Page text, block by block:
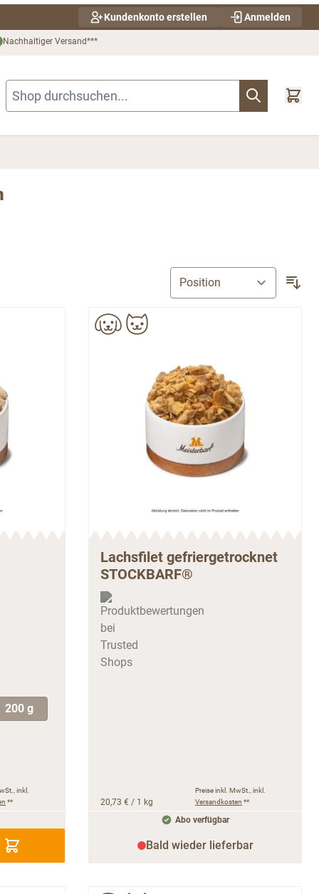
Kundenkonto erstellen Anmelden
Nachhaltiger Versand***
Shop durchsuchen...
200 g
inkl.
**
Lachsfilet gefriergetrocknet
STOCKBARF®
20,73 € / 1 kg
Preise inkl. MwSt., inkl.
Versandkosten
**
Abo verfügbar
Bald wieder lieferbar